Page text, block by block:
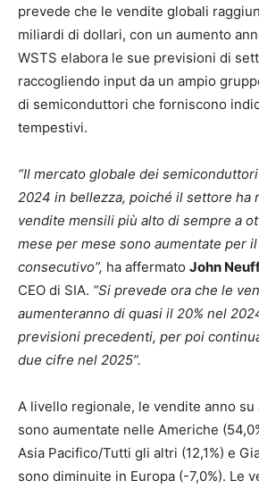
prevede che le vendite globali
miliardi di dollari, con un aumento
WSTS elabora le sue previsioni di
raccogliendo input da un ampio
di semiconduttori che forniscono
tempestivi.
“Il mercato globale dei
2024 in bellezza, poiché il settore ha
vendite mensili più alto di sempre a
mese per mese sono aumentate per
consecutivo”, ha affermato John
CEO di SIA. “Si prevede ora che le
aumenteranno di quasi il 20% nel
previsioni precedenti, per poi
due cifre nel 2025”.
A livello regionale, le vendite anno su
sono aumentate nelle Americhe
Asia Pacifico/Tutti gli altri (12,1%) e
sono diminuite in Europa (-7,0%). Le